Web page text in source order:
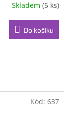
Skladem(5 ks)
Do košíku
Kód: 637